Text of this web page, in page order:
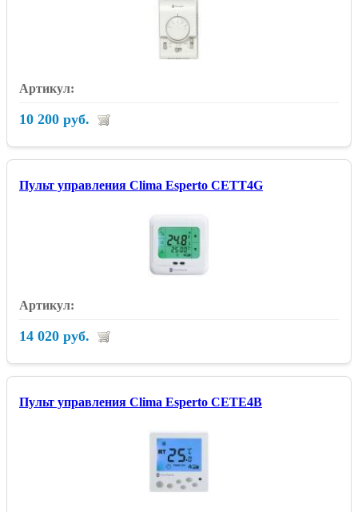
10 200 руб.
Пульт управления Clima Esperto CETT4G
14 020 руб.
Пульт управления Clima Esperto CETE4B